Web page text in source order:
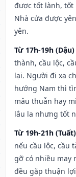
được tốt lành, tốt
Nhà cửa được
yên.
Từ 17h-19h
thành, cầu lộc,
lại. Người đi xa
hướng Nam thì
mâu thuẫn hay
lâu la nhưng tốt
Từ 19h-21h
nếu cầu lộc, cầu
gỡ có nhiều may
đều gặp thuận